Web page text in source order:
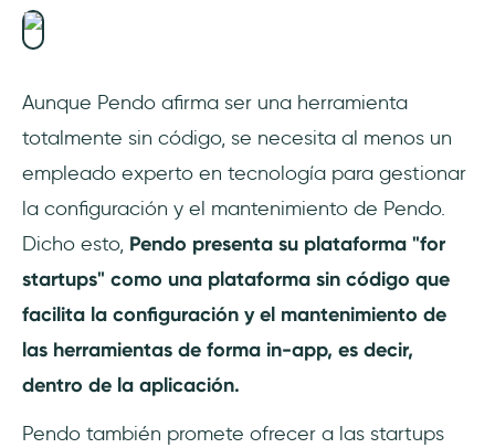
Aunque Pendo afirma ser una herramienta
totalmente sin código, se necesita al menos un
empleado experto en tecnología para gestionar
la configuración y el mantenimiento de Pendo.
Dicho esto, Pendo presenta su plataforma "for
startups" como una plataforma sin código que
facilita la configuración y el mantenimiento de
las herramientas de forma in-app, es decir,
dentro de la aplicación.
Pendo también promete ofrecer a las startups